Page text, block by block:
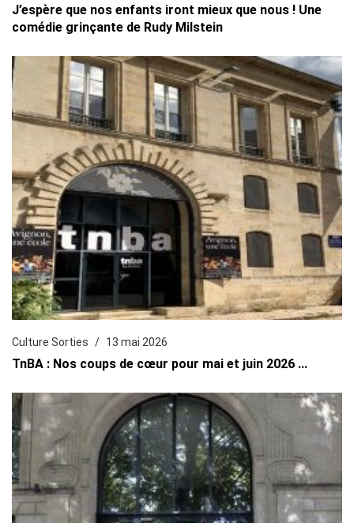
J’espère que nos enfants iront mieux que nous ! Une
comédie grinçante de Rudy Milstein
Culture Sorties 13 mai 2026
TnBA : Nos coups de cœur pour mai et juin 2026 ...